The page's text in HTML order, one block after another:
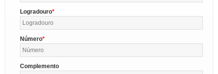
Logradouro
Número
Complemento